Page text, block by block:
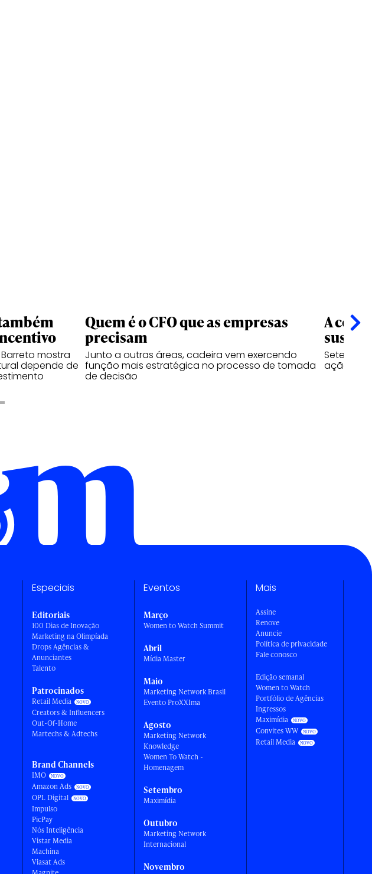
mostra
depende de
Quem é o CFO que as empresas
precisam
Junto a outras áreas, cadeira vem exercendo
função mais estratégica no processo de tomada
de decisão
A
Sete
ação
Especiais
Editoriais
100 Dias de Inovação
Marketing na Olimpíada
Drops Agências &
Anunciantes
Talento
Patrocinados
Retail Media
Creators & Influencers
Out-Of-Home
Martechs & Adtechs
Brand Channels
IMO
Amazon Ads
OPL Digital
Impulso
PicPay
Nós Inteligência
Vistar Media
Machina
Viasat Ads
Eventos
Março
Women to Watch Summit
Abril
Mídia Master
Maio
Marketing Network Brasil
Evento ProXXIma
Agosto
Marketing Network
Knowledge
Women To Watch -
Homenagem
Setembro
Maximídia
Outubro
Marketing Network
Internacional
Novembro
Mais
Assine
Renove
Anuncie
Política de privacidade
Fale conosco
Edição semanal
Women to Watch
Portfólio de Agências
Ingressos
Maximídia
Convites WW
Retail Media